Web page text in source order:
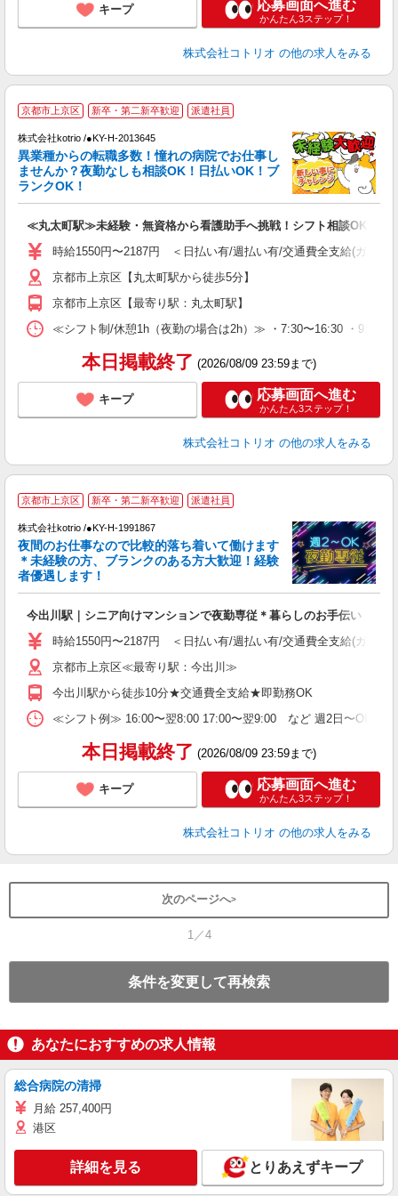
キープ 応募画面へ進む
かんたん3ステップ！
株式会社コトリオ の他の求人をみる
京都市上京区 新卒・第二新卒歓迎 派遣社員
株式会社kotrio /●KY-H-2013645
異業種からの転職多数！憧れの病院でお仕事し
ませんか？夜勤なしも相談OK！日払いOK！ブ
ランクOK！
≪丸太町駅≫未経験・無資格から看護助手へ挑戦！シフト相談OK♪
時給1550円〜2187円 ＜日払い有/週払い有/交通費全支給(ガソリ
京都市上京区【丸太町駅から徒歩5分】
京都市上京区【最寄り駅：丸太町駅】
≪シフト制/休憩1h（夜勤の場合は2h）≫ ・7:30〜16:30 ・9:00
本日掲載終了 (2026/08/09 23:59まで)
キープ 応募画面へ進む
かんたん3ステップ！
株式会社コトリオ の他の求人をみる
京都市上京区 新卒・第二新卒歓迎 派遣社員
株式会社kotrio /●KY-H-1991867
夜間のお仕事なので比較的落ち着いて働けます
＊未経験の方、ブランクのある方大歓迎！経験
者優遇します！
今出川駅｜シニア向けマンションで夜勤専従＊暮らしのお手伝い
時給1550円〜2187円 ＜日払い有/週払い有/交通費全支給(ガソリ
京都市上京区≪最寄り駅：今出川≫
今出川駅から徒歩10分★交通費全支給★即勤務OK
≪シフト例≫ 16:00〜翌8:00 17:00〜翌9:00 など 週2日〜OK 休
本日掲載終了 (2026/08/09 23:59まで)
キープ 応募画面へ進む
かんたん3ステップ！
株式会社コトリオ の他の求人をみる
次のページへ
1／4
条件を変更して再検索
あなたにおすすめの求人情報
総合病院の清掃
月給 257,400円
港区
詳細を見る とりあえずキープ